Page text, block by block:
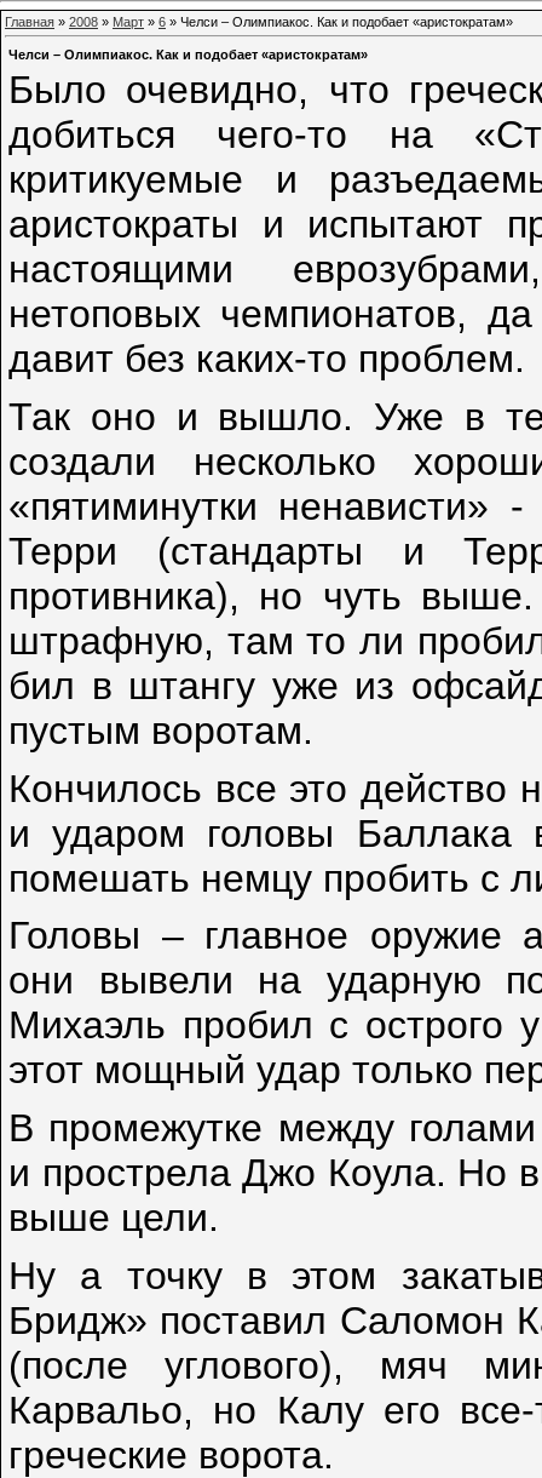
Главная » 2008 » Март » 6 » Челси – Олимпиакос. Как и подобает «аристократам»
Челси – Олимпиакос. Как и подобает «аристократам»
Было очевидно, что
добиться чего-то на
критикуемые и
аристократы и испытают
настоящими
нетоповых чемпионатов,
давит без каких-то проблем.
Так оно и вышло. Уже в
создали несколько
«пятиминутки ненависти»
Терри (стандарты и
противника), но чуть
штрафную, там то ли
бил в штангу уже из
пустым воротам.
Кончилось все это действо
и ударом головы Баллака
помешать немцу пробить с
Головы – главное оружие
они вывели на ударную
Михаэль пробил с острого
этот мощный удар только
В промежутке между
и прострела Джо Коула. Но
выше цели.
Ну а точку в этом
Бридж» поставил Саломон
(после углового), мяч
Карвальо, но Калу его
греческие ворота.